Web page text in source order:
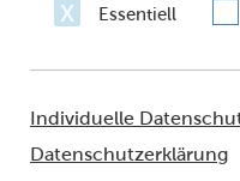
Impressum
Datenschutz
© 2021 - FRANKFURT AM
Amt für multikulturelle